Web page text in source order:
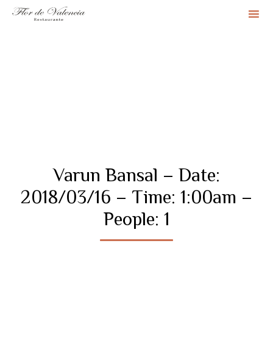
Varun Bansal – Date:
2018/03/16 – Time: 1:00am –
People: 1